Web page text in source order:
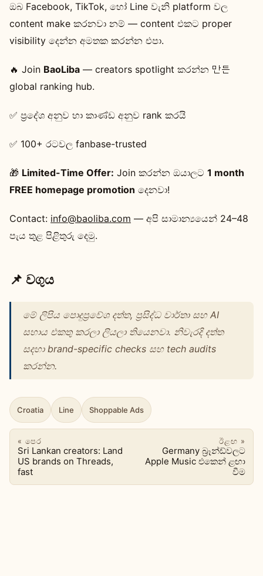
ඔබ Facebook, TikTok, හෝ Line වැනි platform වල
content make කරනවා නම් — content එකට proper
visibility දෙන්න අමතක කරන්න එපා.
🔥 Join BaoLiba — creators spotlight කරන්න 만든
global ranking hub.
✅ ප්‍රදේශ අනුව හා කාණ්ඩ අනුව rank කරයි
✅ 100+ රටවල fanbase-trusted
🎁 Limited-Time Offer: Join කරන්න ඔයාලට 1 month
FREE homepage promotion දෙනවා!
Contact: info@baoliba.com — අපි සාමාන්‍යයෙන් 24–48
පැය තුළ පිළිතුරු දෙමු.
📌 වගුය
මේ ලිපිය පොදුප්‍රවේශ දත්ත, ප්‍රසිද්ධ වාර්තා සහ AI
සහාය එකතු කරලා ලියලා තියෙනවා. නිවැරදි දත්ත
සදහා brand-specific checks සහ tech audits
කරන්න.
Croatia Line Shoppable Ads
« පෙර
Sri Lankan creators: Land
US brands on Threads,
fast
ඊළඟ »
Germany බ්‍රෑන්ඩ්වලට
Apple Music එකෙන් ළඟා
වීම